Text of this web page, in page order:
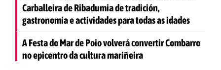
Carballeira de Ribadumia de tradición,
gastronomía e actividades para todas as idades
A Festa do Mar de Poio volverá convertir Combarro
no epicentro da cultura mariñeira